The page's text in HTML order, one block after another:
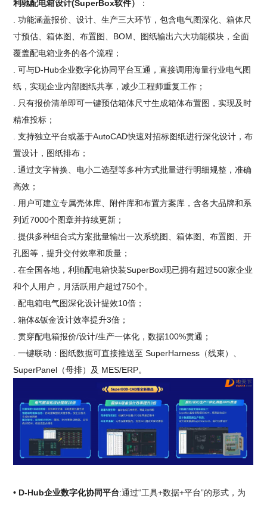
利驰配电箱设计(SuperBox软件）
：
. 功能涵盖报价、设计、生产三大环节，包含电气图深化、箱体尺
寸预估、箱体图、布置图、BOM、图纸输出六大功能模块，全面
覆盖配电箱业务的各个流程；
. 可与D-Hub企业数字化协同平台互通，直接调用海量行业电气图
纸，实现企业内部图纸共享，减少工程师重复工作；
. 只有报价清单即可一键预估箱体尺寸生成箱体布置图，实现及时
精准投标；
. 支持独立平台或基于AutoCAD快速对招标图纸进行深化设计，布
置设计，图纸排布；
. 通过文字替换、电小二选型等多种方式批量进行明细规整，准确
高效；
. 用户可建立专属壳体库、附件库和布置方案库，含各大品牌和系
列近7000个图章并持续更新；
. 提供多种组合式方案批量输出一次系统图、箱体图、布置图、开
孔图等，提升交付效率和质量；
. 在全国各地，利驰配电箱快装SuperBox现已拥有超过500家企业
和个人用户，月活跃用户超过750个。
. 配电箱电气图深化设计提效10倍；
. 箱体&钣金设计效率提升3倍；
. 贯穿配电箱报价/设计/生产一体化，数据100%贯通；
. 一键联动：图纸数据可直接推送至 SuperHarness（线束）、
SuperPanel（母排）及 MES/ERP。
• D-Hub企业数字化协同平台:通过“工具+数据+平台”的形式，为